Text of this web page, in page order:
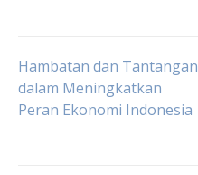
Post
navigation
Hambatan dan Tantangan
dalam Meningkatkan
Peran Ekonomi Indonesia